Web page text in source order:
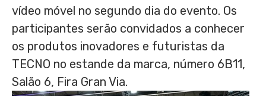
vídeo móvel no segundo dia do evento. Os
participantes serão convidados a conhecer
os produtos inovadores e futuristas da
TECNO no estande da marca, número 6B11,
Salão 6, Fira Gran Via.